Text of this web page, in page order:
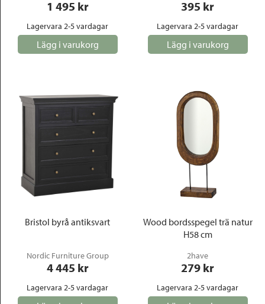
1 495 kr
Lagervara 2-5 vardagar
Lägg i varukorg
395 kr
Lagervara 2-5 vardagar
Lägg i varukorg
Bristol byrå antiksvart
Nordic Furniture Group
4 445 kr
Lagervara 2-5 vardagar
Wood bordsspegel trä natur
H58 cm
2have
279 kr
Lagervara 2-5 vardagar